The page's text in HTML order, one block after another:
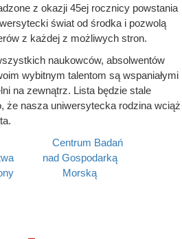
z okazji 45ej rocznicy powstania
świat od środka i pozwolą
z każdej z możliwych stron.
naukowców, absolwentów
wybitnym talentom są wspaniałymi
na zewnątrz. Lista będzie stale
że nasza uniwersytecka rodzina wciąż
Centrum Badań
nad Gospodarką
Morską